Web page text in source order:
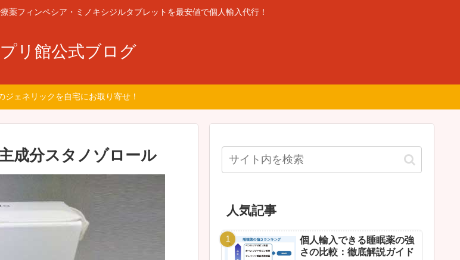
薬フィンペシア・ミノキシジルタブレットを最安値で個人輸入代行！
リ館公式ブログ
ジェネリックを自宅にお取り寄せ！
成分スタノゾロール
人気記事
個人輸入できる睡眠薬の強
さの比較：徹底解説ガイド